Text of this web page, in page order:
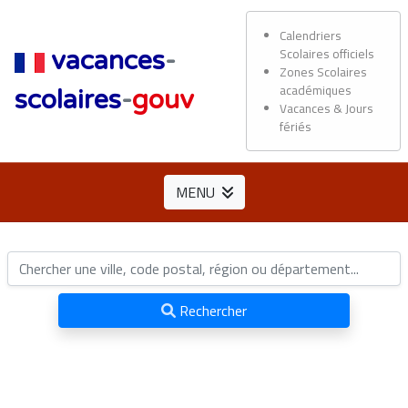
vacances-
scolaires-gouv
Calendriers
Scolaires officiels
Zones Scolaires
académiques
Vacances & Jours
fériés
MENU
Rechercher